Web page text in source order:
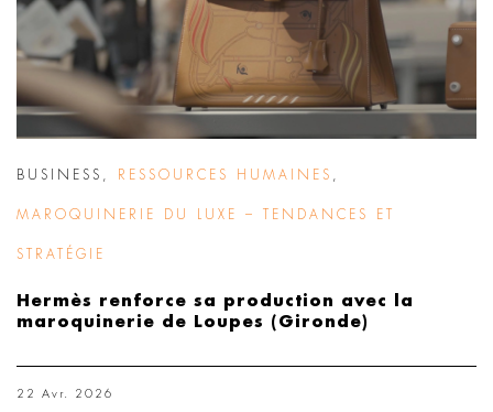
BUSINESS RESSOURCES HUMAINES
MAROQUINERIE DU LUXE – TENDANCES ET
STRATÉGIE
Hermès renforce sa production avec la
maroquinerie de Loupes (Gironde)
22 Avr. 2026